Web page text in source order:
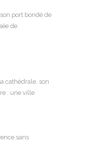
port bondé de
de
cathédrale, son
: une ville
sans